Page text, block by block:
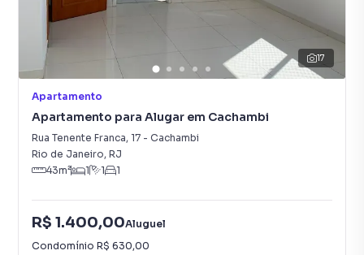
17
Apartamento
Apartamento para Alugar em Cachambi
Rua Tenente Franca, 17 - Cachambi
Rio de Janeiro, RJ
43m² 1 1 1
R$ 1.400,00Aluguel
Condomínio R$ 630,00